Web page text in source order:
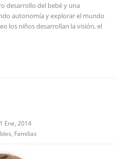
desarrollo del bebé y una
autonomía y explorar el mundo
los niños desarrollan la visión, el
Ene, 2014
, Familias